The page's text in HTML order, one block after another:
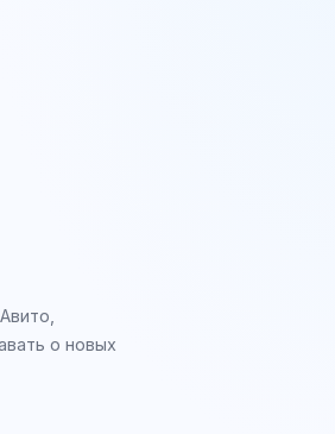
о новых